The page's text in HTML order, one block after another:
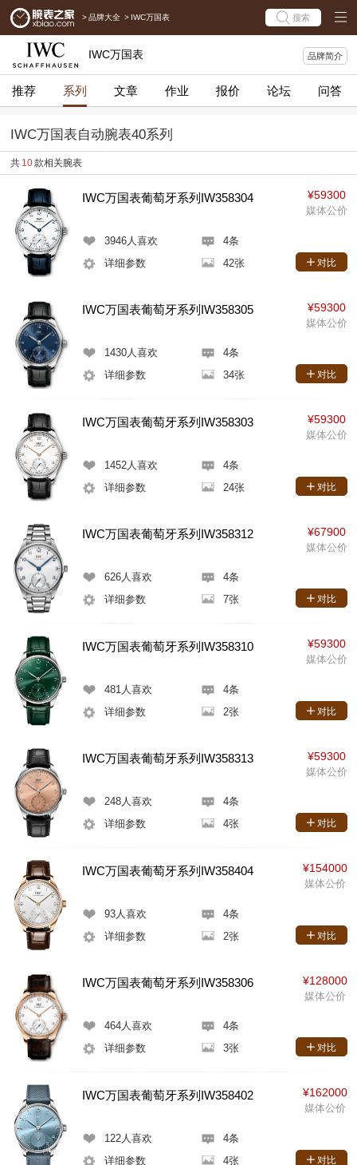
> 品牌大全 > IWC万国表 搜索
IWC万国表 品牌简介
推荐 系列 文章 作业 报价 论坛 问答
IWC万国表自动腕表40系列
共 10款相关腕表
IWC万国表葡萄牙系列IW358304
3946人喜欢
4条
详细参数
42张
¥59300
媒体公价
对比
IWC万国表葡萄牙系列IW358305
1430人喜欢
4条
详细参数
34张
¥59300
媒体公价
对比
IWC万国表葡萄牙系列IW358303
1452人喜欢
4条
详细参数
24张
¥59300
媒体公价
对比
IWC万国表葡萄牙系列IW358312
626人喜欢
4条
详细参数
7张
¥67900
媒体公价
对比
IWC万国表葡萄牙系列IW358310
481 人喜欢
4条
详细参数
2张
¥59300
媒体公价
对比
IWC万国表葡萄牙系列IW358313
248人喜欢
4条
详细参数
4张
¥59300
媒体公价
对比
IWC万国表葡萄牙系列IW358404
93人喜欢
4条
详细参数
2张
¥154000
媒体公价
对比
IWC万国表葡萄牙系列IW358306
464人喜欢
4条
详细参数
3张
¥128000
媒体公价
对比
IWC万国表葡萄牙系列IW358402
122人喜欢
4条
详细参数
4张
¥162000
媒体公价
对比